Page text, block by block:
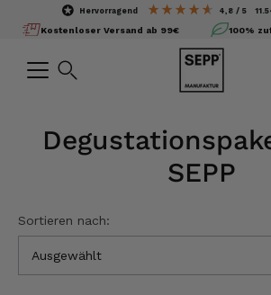
überspringen
Kostenloser Versand ab 99€
hervorragend 4,8 / 5
100%
SEPP
Sortieren nach:
Ausgewählt